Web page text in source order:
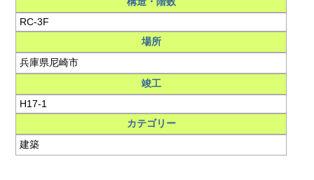
RC-3F
場所
兵庫県尼崎市
竣工
H17-1
カテゴリー
建築